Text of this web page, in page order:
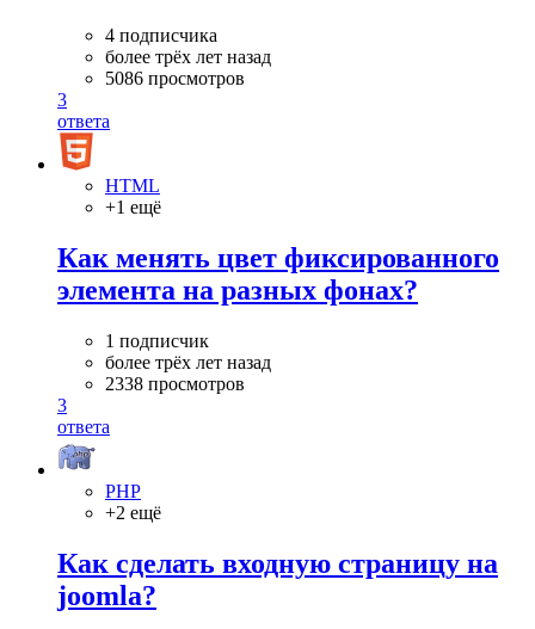
4 подписчика
более трёх лет назад
5086 просмотров
3
ответа
HTML
+1 ещё
Как менять цвет фиксированного
элемента на разных фонах?
1 подписчик
более трёх лет назад
2338 просмотров
3
ответа
PHP
+2 ещё
Как сделать входную страницу на
joomla?